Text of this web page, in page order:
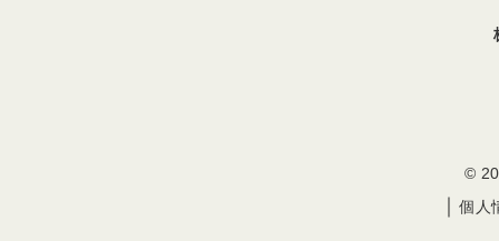
©
｜個人